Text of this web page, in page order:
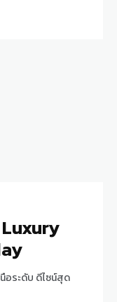
อระดับ ดีไซน์สุด